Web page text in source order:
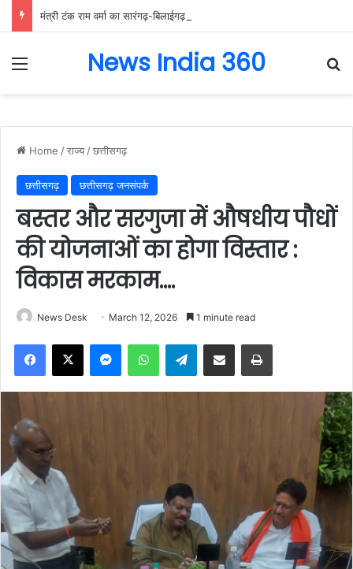
Menu News India 360
Home /राज्य /छत्तीसगढ़
छत्तीसगढ़ छत्तीसगढ़ जनसंपर्क
बस्तर और सरगुजा में औषधीय पौधों
की योजनाओं का होगा विस्तार :
विकास मरकाम….
News Desk March 12, 2026 1 minute read
Facebook
X MessengerWhatsAppTelegramShare via Email Print